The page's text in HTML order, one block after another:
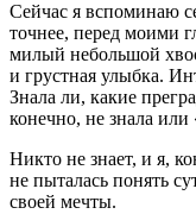
Сейчас я вспоминаю
точнее, перед моими
милый небольшой
и грустная улыбка.
Знала ли, какие
конечно, не знала
Никто не знает, и я,
не пыталась понять
своей мечты.